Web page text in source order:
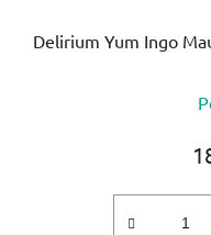
Delirium Yum Ingo